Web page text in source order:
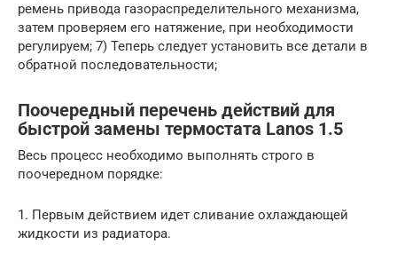
ремень привода газораспределительного механизма,
затем проверяем его натяжение, при необходимости
регулируем; 7) Теперь следует установить все детали в
обратной последовательности;
Поочередный перечень действий для
быстрой замены термостата Lanos 1.5
Весь процесс необходимо выполнять строго в
поочередном порядке:
1. Первым действием идет сливание охлаждающей
жидкости из радиатора.